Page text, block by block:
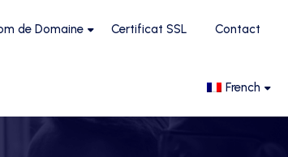
de Domaine Certificat SSL Contact
French